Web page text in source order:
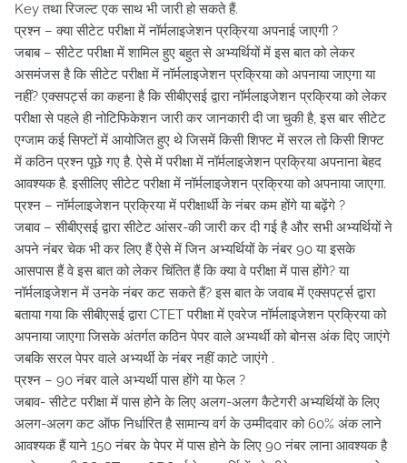
Key तथा रिजल्ट एक साथ भी जारी हो सकते हैं.
प्रश्न – क्या सीटेट परीक्षा में नॉर्मलाइजेशन प्रक्रिया अपनाई जाएगी ?
जबाब – सीटेट परीक्षा में शामिल हुए बहुत से अभ्यर्थियों में इस बात को लेकर
असमंजस है कि सीटेट परीक्षा में नॉर्मलाइजेशन प्रक्रिया को अपनाया जाएगा या
नहीं? एक्सपर्ट्स का कहना है कि सीबीएसई द्वारा नॉर्मलाइजेशन प्रक्रिया को लेकर
परीक्षा से पहले ही नोटिफिकेशन जारी कर जानकारी दी जा चुकी है, इस बार सीटेट
एग्जाम कई सिफ्टों में आयोजित हुए थे जिसमें किसी शिफ्ट में सरल तो किसी शिफ्ट
में कठिन प्रश्न पूछे गए है. ऐसे में परीक्षा में नॉर्मलाइजेशन प्रक्रिया अपनाना बेहद
आवश्यक है. इसीलिए सीटेट परीक्षा में नॉर्मलाइजेशन प्रक्रिया को अपनाया जाएगा.
प्रश्न – नॉर्मलाइजेशन प्रक्रिया में परीक्षार्थी के नंबर कम होंगे या बढ़ेंगे ?
जबाव – सीबीएसई द्वारा सीटेट आंसर-की जारी कर दी गई है और सभी अभ्यर्थियों ने
अपने नंबर चेक भी कर लिए हैं ऐसे में जिन अभ्यर्थियों के नंबर 90 या इसके
आसपास हैं वे इस बात को लेकर चिंतित हैं कि क्या वे परीक्षा में पास होंगे? या
नॉर्मलाइजेशन में उनके नंबर कट सकते हैं? इस बात के जवाब में एक्सपर्ट्स द्वारा
बताया गया कि सीबीएसई द्वारा CTET परीक्षा में एवरेज नॉर्मलाइजेशन प्रक्रिया को
अपनाया जाएगा जिसके अंतर्गत कठिन पेपर वाले अभ्यर्थी को बोनस अंक दिए जाएंगे
जबकि सरल पेपर वाले अभ्यर्थी के नंबर नहीं काटे जाएंगे .
प्रश्न – 90 नंबर वाले अभ्यर्थी पास होंगे या फेल ?
जबाव- सीटेट परीक्षा में पास होने के लिए अलग-अलग कैटेगरी अभ्यर्थियों के लिए
अलग-अलग कट ऑफ निर्धारित है सामान्य वर्ग के उम्मीदवार को 60% अंक लाने
आवश्यक हैं याने 150 नंबर के पेपर में पास होने के लिए 90 नंबर लाना आवश्यक है